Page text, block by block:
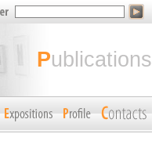
publications